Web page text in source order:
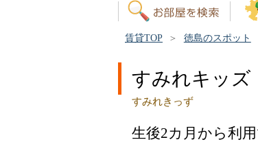
賃貸TOP 徳島のスポット
すみれキッズ
すみれきっず
生後2カ月から利